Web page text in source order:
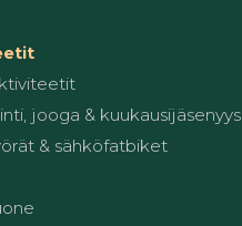
jooga & kuukausijäsenyys
& sähköfatbiket